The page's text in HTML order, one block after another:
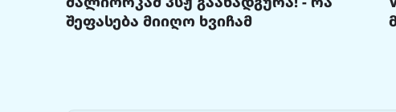
შეფასება მიიღო ხვიჩამ